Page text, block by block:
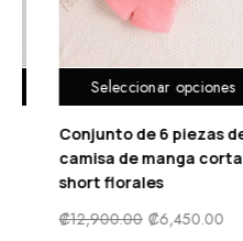
Seleccionar opciones
Conjunto de Camisa Y
Short Estampado de
Palmeras
₡6,900.00 ₡3,450.00